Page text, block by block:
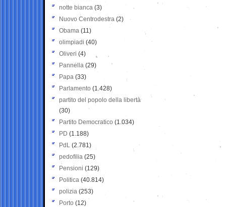
notte bianca (3)
Nuovo Centrodestra (2)
Obama (11)
olimpiadi (40)
Oliveri (4)
Pannella (29)
Papa (33)
Parlamento (1.428)
partito del popolo della libertà
(30)
Partito Democratico (1.034)
PD (1.188)
PdL (2.781)
pedofilia (25)
Pensioni (129)
Politica (40.814)
polizia (253)
Porto (12)